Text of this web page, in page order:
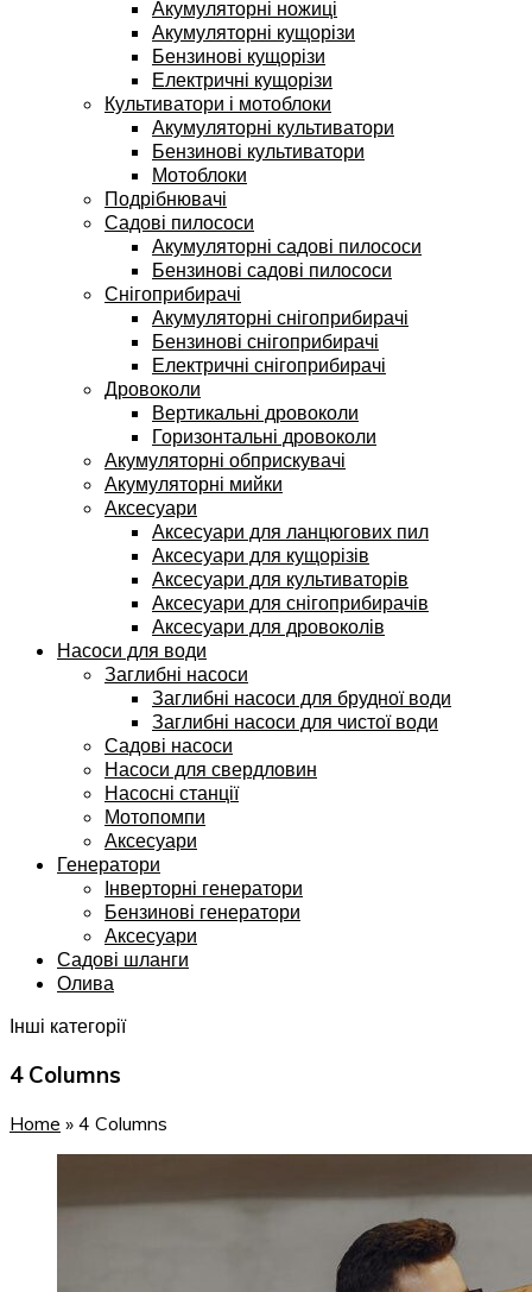
Акумуляторні ножиці
Акумуляторні кущорізи
Бензинові кущорізи
Електричні кущорізи
Культиватори і мотоблоки
Акумуляторні культиватори
Бензинові культиватори
Мотоблоки
Подрібнювачі
Садові пилососи
Акумуляторні садові пилососи
Бензинові садові пилососи
Снігоприбирачі
Акумуляторні снігоприбирачі
Бензинові снігоприбирачі
Електричні снігоприбирачі
Дровоколи
Вертикальні дровоколи
Горизонтальні дровоколи
Акумуляторні обприскувачі
Акумуляторні мийки
Аксесуари
Аксесуари для ланцюгових пил
Аксесуари для кущорізів
Аксесуари для культиваторів
Аксесуари для снігоприбирачів
Аксесуари для дровоколів
Насоси для води
Заглибні насоси
Заглибні насоси для брудної води
Заглибні насоси для чистої води
Садові насоси
Насоси для свердловин
Насосні станції
Мотопомпи
Аксесуари
Генератори
Інверторні генератори
Бензинові генератори
Аксесуари
Садові шланги
Олива
Інші категорії
4 Columns
Home » 4 Columns